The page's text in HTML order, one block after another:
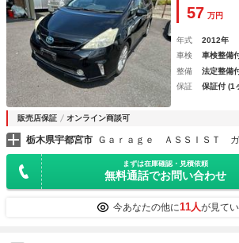
ステアリング パワーウィンドウ 運転席
エアバッグ
57 万円
年式 2012年
車検
車検整備
整備
法定整備
保証
保証付 (1
販売店保証 オンライン商談可
栃木県宇都宮市 Ｇａｒａｇｅ ＡＳＳＩＳＴ ガ
まずは在庫確認・見積依頼
無料通話でお問い合わせ
今あなたの他に11人が見て